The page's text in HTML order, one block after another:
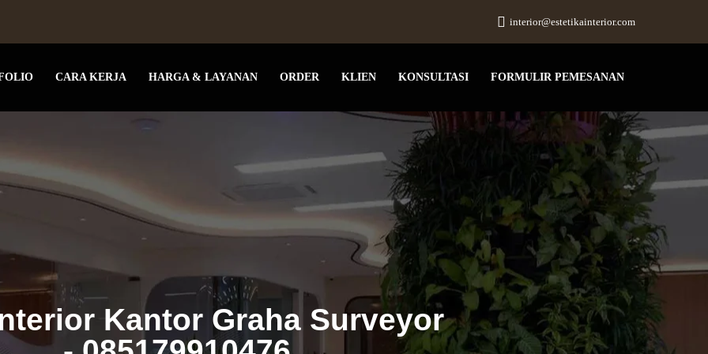
interior@estetikainterior.com
CARA KERJA HARGA & LAYANAN ORDER KLIEN KONSULTASI FORMULIR PEMESANAN
Kantor Graha Surveyor